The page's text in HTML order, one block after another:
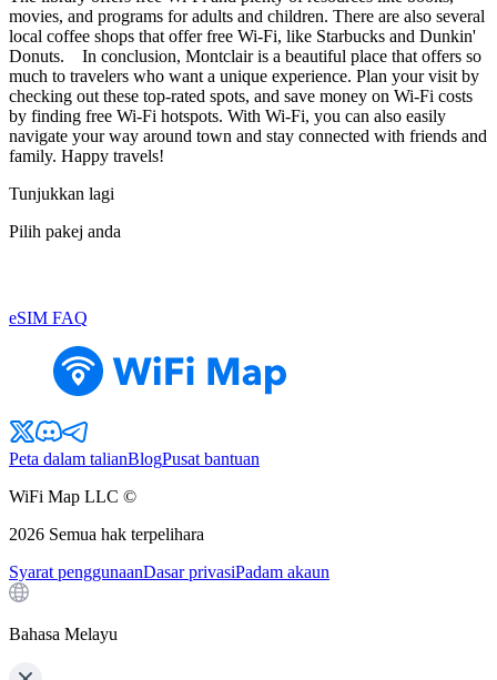
movies, and programs for adults and children. There are also several
local coffee shops that offer free Wi-Fi, like Starbucks and Dunkin'
Donuts. In conclusion, Montclair is a beautiful place that offers so
much to travelers who want a unique experience. Plan your visit by
checking out these top-rated spots, and save money on Wi-Fi costs
by finding free Wi-Fi hotspots. With Wi-Fi, you can also easily
navigate your way around town and stay connected with friends and
family. Happy travels!
Tunjukkan lagi
Pilih pakej anda
eSIM FAQ
Peta dalam talianBlogPusat bantuan
WiFi Map LLC ©
2026 Semua hak terpelihara
Syarat penggunaanDasar privasiPadam akaun
Bahasa Melayu